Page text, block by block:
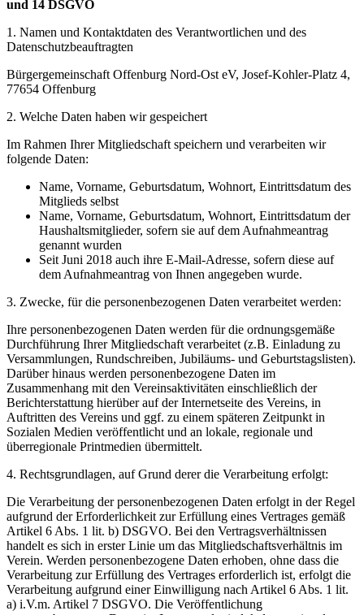
und 14 DSGVO
1. Namen und Kontaktdaten des Verantwortlichen und des
Datenschutzbeauftragten
Bürgergemeinschaft Offenburg Nord-Ost eV, Josef-Kohler-Platz 4,
77654 Offenburg
2. Welche Daten haben wir gespeichert
Im Rahmen Ihrer Mitgliedschaft speichern und verarbeiten wir
folgende Daten:
Name, Vorname, Geburtsdatum, Wohnort, Eintrittsdatum des
Mitglieds selbst
Name, Vorname, Geburtsdatum, Wohnort, Eintrittsdatum der
Haushaltsmitglieder, sofern sie auf dem Aufnahmeantrag
genannt wurden
Seit Juni 2018 auch ihre E-Mail-Adresse, sofern diese auf
dem Aufnahmeantrag von Ihnen angegeben wurde.
3. Zwecke, für die personenbezogenen Daten verarbeitet werden:
Ihre personenbezogenen Daten werden für die ordnungsgemäße
Durchführung Ihrer Mitgliedschaft verarbeitet (z.B. Einladung zu
Versammlungen, Rundschreiben, Jubiläums- und Geburtstagslisten).
Darüber hinaus werden personenbezogene Daten im
Zusammenhang mit den Vereinsaktivitäten einschließlich der
Berichterstattung hierüber auf der Internetseite des Vereins, in
Auftritten des Vereins und ggf. zu einem späteren Zeitpunkt in
Sozialen Medien veröffentlicht und an lokale, regionale und
überregionale Printmedien übermittelt.
4. Rechtsgrundlagen, auf Grund derer die Verarbeitung erfolgt:
Die Verarbeitung der personenbezogenen Daten erfolgt in der Regel
aufgrund der Erforderlichkeit zur Erfüllung eines Vertrages gemäß
Artikel 6 Abs. 1 lit. b) DSGVO. Bei den Vertragsverhältnissen
handelt es sich in erster Linie um das Mitgliedschaftsverhältnis im
Verein. Werden personenbezogene Daten erhoben, ohne dass die
Verarbeitung zur Erfüllung des Vertrages erforderlich ist, erfolgt die
Verarbeitung aufgrund einer Einwilligung nach Artikel 6 Abs. 1 lit.
a) i.V.m. Artikel 7 DSGVO. Die Veröffentlichung